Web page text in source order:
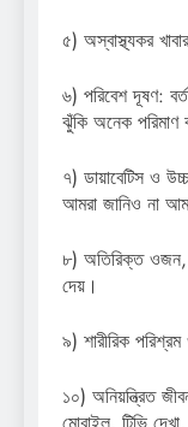
৫) অস্বাস্থ্যকর
৬) পরিবেশ দূষণ:
ঝুঁকি অনেক পরিমাণ
৭) ডায়াবেটিস ও
আমরা জানিও না
৮) অতিরিক্ত ওজন,
দেয়।
৯) শারীরিক
১০) অনিয়ন্ত্রিত